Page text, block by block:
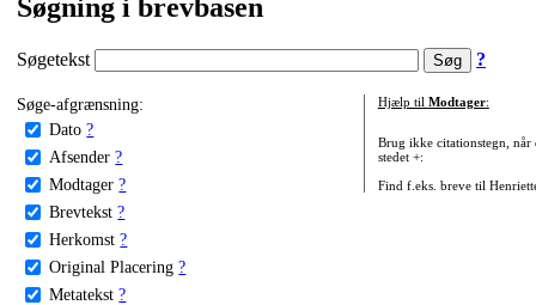
Søgning i brevbasen
Søgetekst ?
Søge-afgrænsning:
Dato ?
Afsender ?
Modtager ?
Brevtekst ?
Herkomst ?
Original Placering ?
Metatekst ?
Hjælp til Modtager:
Brug ikke citationstegn, når
stedet +:
Find f.eks. breve til